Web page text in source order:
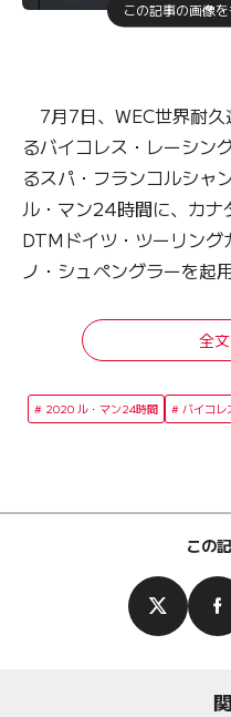
この記事の画像
7月7日、WEC世界耐
るバイコレス・レーシン
るスパ・フランコルシャ
ル・マン24時間に、カ
DTMドイツ・ツーリング
ノ・シュペングラーを起
全
2020 ル・マン24時間 バイコレ
この